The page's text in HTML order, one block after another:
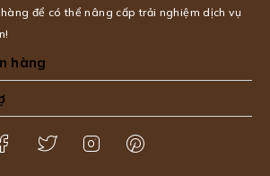
để có thể nâng cấp trải nghiệm dịch vụ
hàng